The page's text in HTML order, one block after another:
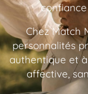
Chez Match
personnalités
authentique et
affective,